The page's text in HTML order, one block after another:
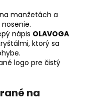
manžetách a
nápis OLAVOGA
ktorý sa
logo pre čistý
na